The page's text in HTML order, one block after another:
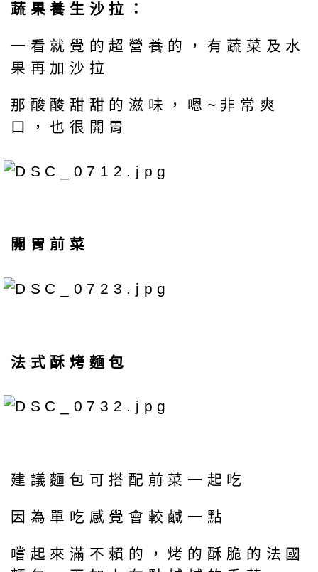
蔬果養生沙拉：
一看就覺的超營養的，有蔬菜及水
果再加沙拉
那酸酸甜甜的滋味，嗯~非常爽
口，也很開胃
開胃前菜
法式酥烤麵包
建議麵包可搭配前菜一起吃
因為單吃感覺會較鹹一點
嚐起來滿不賴的，烤的酥脆的法國